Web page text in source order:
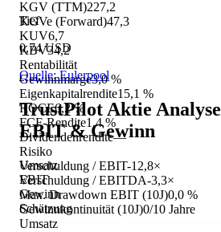
KGV (TTM)227,2
KGVe (Forward)47,3
KUV6,7
KBV34,2
Rentabilität
Gewinnmarge3,0 %
Eigenkapitalrendite15,1 %
ROCE6,2 %
FCF-Rendite1,4 %
Dividendenrendite—
Risiko
Verschuldung / EBIT-12,8×
Verschuldung / EBITDA-3,3×
Max. Drawdown EBIT (10J)0,0 %
Gewinnkontinuität (10J)0/10 Jahre
Umsatz
Tief
0,74 USD
Quelle: Eulerpool
TrustPilot Aktie Analyse
EBIT & Gewinn
Umsatz
EBIT
Gewinn
Schätzung